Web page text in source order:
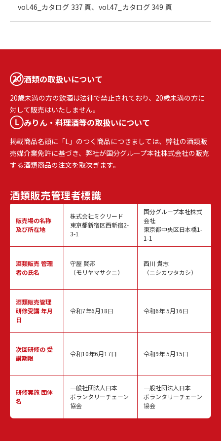
vol.46_カタログ 337 頁、vol.47_カタログ 349 頁
酒類の取扱いについて
20歳未満の方の飲酒は法律で禁止されており、20歳未満の方に
対して販売はいたしません。
みりん・料理酒等の取扱いについて
掲載商品名頭に「L」のつく商品につきましては、弊社の酒類販
売媒介業免許に基づき、弊社が国分グループ本社株式会社の販売
する酒類商品の注文を取次ぎます。
酒類販売管理者標識
販売場の名称
及び所在地
酒類販売管理
者の氏名
酒類販売管理
研修受講 年月
日
次回研修の受
講期限
研修実施 団体
名
株式会社ミクリード
東京都新宿区西新宿2-
3-1
守屋 賢邦
（モリヤマサクニ）
令和7年6月18日
令和10年6月17日
一般社団法人日本
ボランタリーチェーン
協会
国分グループ本社株式
会社
東京都中央区日本橋1-
1-1
西川 貴志
（ニシカワタカシ）
令和6年 5月16日
令和9年 5月15日
一般社団法人日本
ボランタリーチェーン
協会